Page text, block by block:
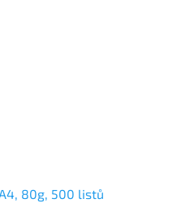
80g, 500 listů